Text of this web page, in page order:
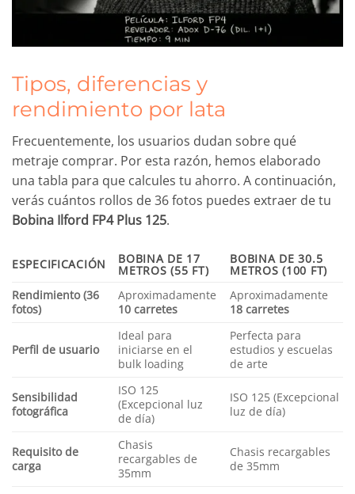
Tipos, diferencias y
rendimiento por lata
Frecuentemente, los usuarios dudan sobre qué
metraje comprar. Por esta razón, hemos elaborado
una tabla para que calcules tu ahorro. A continuación,
verás cuántos rollos de 36 fotos puedes extraer de tu
Bobina Ilford FP4 Plus 125.
ESPECIFICACIÓN BOBINA DE 17
METROS (55 FT)
BOBINA DE 30.5
METROS (100 FT)
Rendimiento (36
fotos)
Aproximadamente
10 carretes
Aproximadamente
18 carretes
Perfil de usuario
Ideal para
iniciarse en el
bulk loading
Perfecta para
estudios y escuelas
de arte
Sensibilidad
fotográfica
ISO 125
(Excepcional luz
de día)
ISO 125 (Excepcional
luz de día)
Requisito de
carga
Chasis
recargables de
35mm
Chasis recargables
de 35mm